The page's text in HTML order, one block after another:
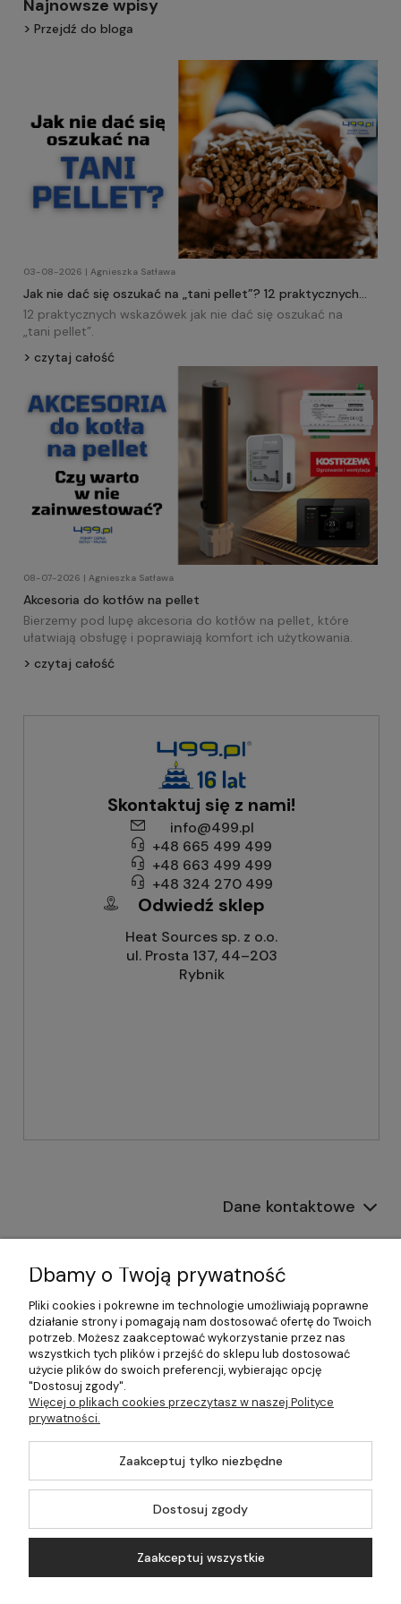
Najnowsze wpisy
Przejdź do bloga
03-08-2026 | Agnieszka Satława
Jak nie dać się oszukać na „tani pellet”? 12 praktycznych
wskazówek!
12 praktycznych wskazówek jak nie dać się oszukać na
„tani pellet”.
czytaj całość
08-07-2026 | Agnieszka Satława
Akcesoria do kotłów na pellet
Bierzemy pod lupę akcesoria do kotłów na pellet, które
ułatwiają obsługę i poprawiają komfort ich użytkowania.
czytaj całość
Skontaktuj się z nami!
info@499.pl
+48 665 499 499
+48 663 499 499
+48 324 270 499
Odwiedź sklep
Heat Sources sp. z o.o.
ul. Prosta 137, 44–203
Rybnik
Dane kontaktowe
Informacje
Płatności i dostawa
Pomoc
Moje konto
©2026 Wszelkie Prawa Zastrzeżone | 499.pl - najlepszy sklep z
Dbamy o Twoją prywatność
Pliki cookies i pokrewne im technologie umożliwiają poprawne
działanie strony i pomagają nam dostosować ofertę do Twoich
potrzeb. Możesz zaakceptować wykorzystanie przez nas
wszystkich tych plików i przejść do sklepu lub dostosować
użycie plików do swoich preferencji, wybierając opcję
"Dostosuj zgody".
Więcej o plikach cookies przeczytasz w naszej Polityce
prywatności.
Zaakceptuj tylko niezbędne
Dostosuj zgody
Zaakceptuj wszystkie